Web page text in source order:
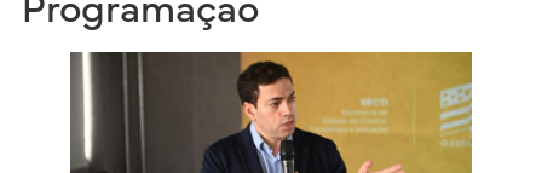
Programação